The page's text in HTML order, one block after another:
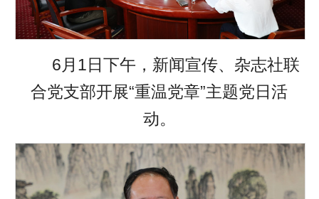
6月1日下午，新闻宣传、杂志社联
合党支部开展“重温党章”主题党日活
动。